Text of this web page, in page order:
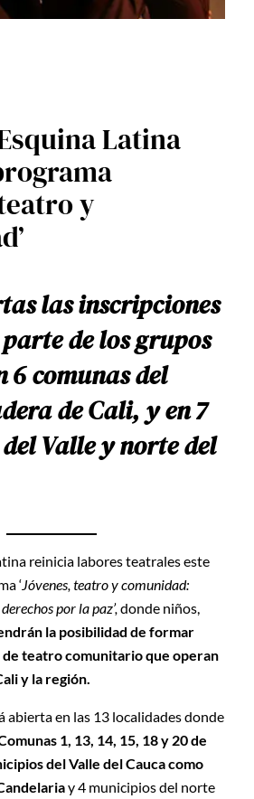
Latina
y
las inscripciones
de los grupos
6 comunas del
de Cali, y en 7
Valle y norte del
reinicia labores teatrales este
‘Jóvenes, teatro y comunidad:
por la paz’, donde niños,
la posibilidad de formar
de teatro comunitario que operan
y la región.
abierta en las 13 localidades donde
1, 13, 14, 15, 18 y 20 de
del Valle del Cauca como
y 4 municipios del norte